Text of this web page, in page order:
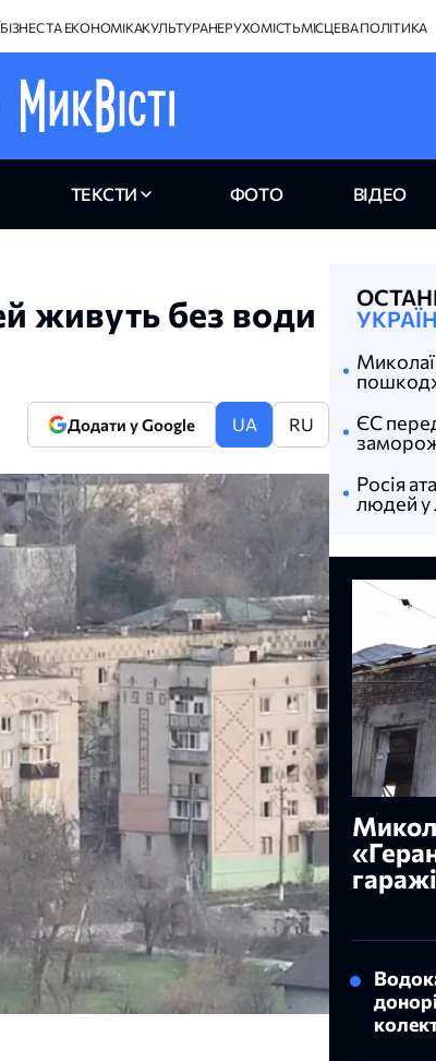
БІЗНЕС ТА ЕКОНОМІКАКУЛЬТУРАНЕРУХОМІСТЬМІСЦЕВА ПОЛІТИКА
ТЕКСТИ ФОТО ВІДЕО
живуть без води
Додати у Google UA RU
ЄС
Росія
людей у